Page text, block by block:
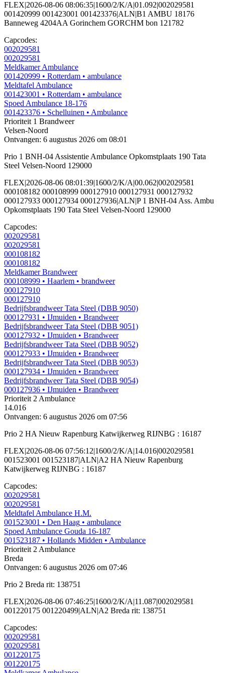
FLEX|2026-08-06 08:06:35|1600/2/K/A|01.092|002029581
001420999 001423001 001423376|ALN|B1 AMBU 18176
Banneweg 4204AA Gorinchem GORCHM bon 121782
Capcodes:
002029581
002029581
Meldkamer Ambulance
001420999 • Rotterdam • ambulance
Meldtafel Ambulance
001423001 • Rotterdam • ambulance
Spoed Ambulance 18-176
001423376 • Schelluinen • Ambulance
Prioriteit 1 Brandweer
Velsen-Noord
Ontvangen: 6 augustus 2026 om 08:01
Prio 1 BNH-04 Assistentie Ambulance Opkomstplaats 190 Tata
Steel Velsen-Noord 129000
FLEX|2026-08-06 08:01:39|1600/2/K/A|00.062|002029581
000108182 000108999 000127910 000127931 000127932
000127933 000127934 000127936|ALN|P 1 BNH-04 Ass. Ambu
Opkomstplaats 190 Tata Steel Velsen-Noord 129000
Capcodes:
002029581
002029581
000108182
000108182
Meldkamer Brandweer
000108999 • Haarlem • brandweer
000127910
000127910
Bedrijfsbrandweer Tata Steel (DBB 9050)
000127931 • IJmuiden • Brandweer
Bedrijfsbrandweer Tata Steel (DBB 9051)
000127932 • IJmuiden • Brandweer
Bedrijfsbrandweer Tata Steel (DBB 9052)
000127933 • IJmuiden • Brandweer
Bedrijfsbrandweer Tata Steel (DBB 9053)
000127934 • IJmuiden • Brandweer
Bedrijfsbrandweer Tata Steel (DBB 9054)
000127936 • IJmuiden • Brandweer
Prioriteit 2 Ambulance
14.016
Ontvangen: 6 augustus 2026 om 07:56
Prio 2 HA Nieuw Rapenburg Katwijkerweg RIJNBG : 16187
FLEX|2026-08-06 07:56:12|1600/2/K/A|14.016|002029581
001523001 001523187|ALN|A2 HA Nieuw Rapenburg
Katwijkerweg RIJNBG : 16187
Capcodes:
002029581
002029581
Meldtafel Ambulance H.M.
001523001 • Den Haag • ambulance
Spoed Ambulance Gouda 16-187
001523187 • Hollands Midden • Ambulance
Prioriteit 2 Ambulance
Breda
Ontvangen: 6 augustus 2026 om 07:46
Prio 2 Breda rit: 138751
FLEX|2026-08-06 07:46:25|1600/2/K/A|11.087|002029581
001220175 001220499|ALN|A2 Breda rit: 138751
Capcodes:
002029581
002029581
001220175
001220175